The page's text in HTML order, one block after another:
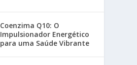
Coenzima Q10: O
Impulsionador Energético
para uma Saúde Vibrante